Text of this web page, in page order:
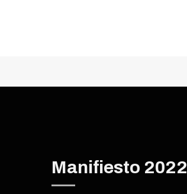
Manifiesto 2022